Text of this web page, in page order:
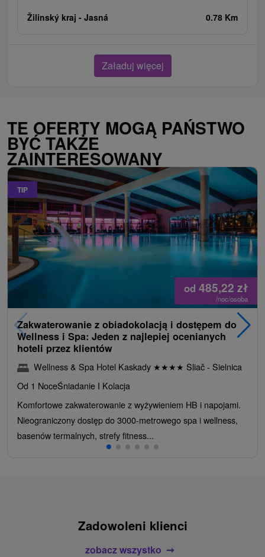
Žilinský kraj - Jasná 0.78 Km
Załaduj więcej
TE OFERTY MOGĄ PAŃSTWO
BYĆ TAKŻE
ZAINTERESOWANY
TIP
od 485,22 zł
/noc/osoba
Zakwaterowanie z obiadokolacją i dostępem do
Wellness i Spa: Jeden z najlepiej ocenianych
hoteli przez klientów
Wellness & Spa Hotel Kaskady ★★★★ Sliač - Sielnica
Od 1 NoceŚniadanie I Kolacja
Komfortowe zakwaterowanie z wyżywieniem HB i napojami.
Nieograniczony dostęp do 3000-metrowego spa i wellness,
basenów termalnych, strefy fitness...
Zadowoleni klienci
zobacz wszystko